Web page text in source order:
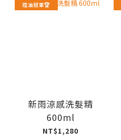
控油冠軍🏆
新雨涼感洗髮精
600ml
NT$1,280